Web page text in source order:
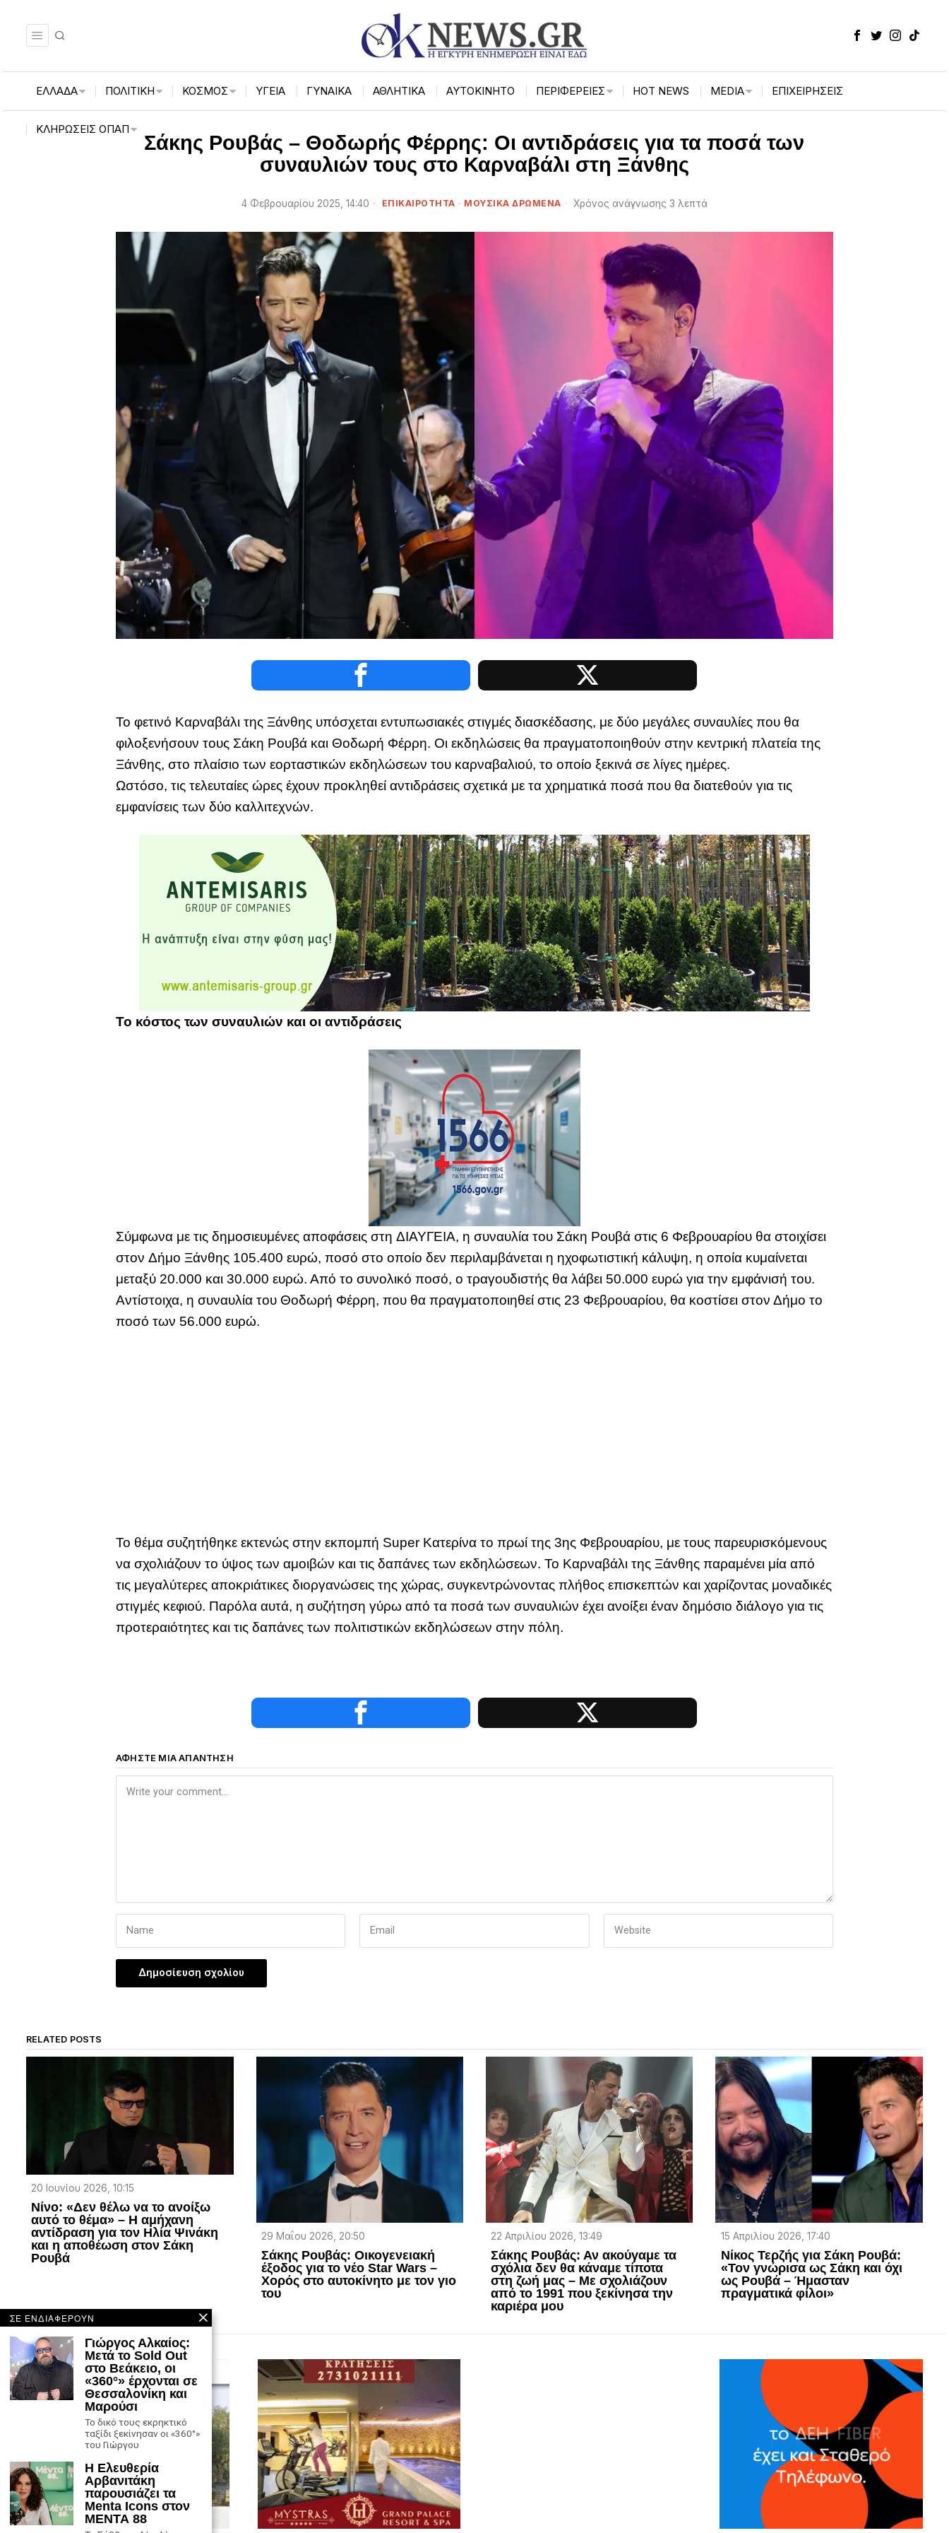
ΕΛΛΑΔΑ ΠΟΛΙΤΙΚΗ ΚΟΣΜΟΣ ΥΓΕΙΑ ΓΥΝΑΙΚΑ ΑΘΛΗΤΙΚΑ ΑΥΤΟΚΙΝΗΤΟ ΠΕΡΙΦΈΡΕΙΕΣ HOT NEWS MEDIA ΕΠΙΧΕΙΡΉΣΕΙΣ
ΚΛΗΡΏΣΕΙΣ ΟΠΑΠ
Σάκης Ρουβάς – Θοδωρής Φέρρης: Οι αντιδράσεις για τα ποσά των
συναυλιών τους στο Καρναβάλι στη Ξάνθης
4 Φεβρουαρίου 2025, 14:40 ΕΠΙΚΑΙΡΌΤΗΤΑ · ΜΟΥΣΙΚΆ ΔΡΏΜΕΝΑ Χρόνος ανάγνωσης 3 λεπτά
Το φετινό Καρναβάλι της Ξάνθης υπόσχεται εντυπωσιακές στιγμές διασκέδασης, με δύο μεγάλες συναυλίες που θα
φιλοξενήσουν τους Σάκη Ρουβά και Θοδωρή Φέρρη. Οι εκδηλώσεις θα πραγματοποιηθούν στην κεντρική πλατεία της
Ξάνθης, στο πλαίσιο των εορταστικών εκδηλώσεων του καρναβαλιού, το οποίο ξεκινά σε λίγες ημέρες.
Ωστόσο, τις τελευταίες ώρες έχουν προκληθεί αντιδράσεις σχετικά με τα χρηματικά ποσά που θα διατεθούν για τις
εμφανίσεις των δύο καλλιτεχνών.
Το κόστος των συναυλιών και οι αντιδράσεις
Σύμφωνα με τις δημοσιευμένες αποφάσεις στη ΔΙΑΥΓΕΙΑ, η συναυλία του Σάκη Ρουβά στις 6 Φεβρουαρίου θα στοιχίσει
στον Δήμο Ξάνθης 105.400 ευρώ, ποσό στο οποίο δεν περιλαμβάνεται η ηχοφωτιστική κάλυψη, η οποία κυμαίνεται
μεταξύ 20.000 και 30.000 ευρώ. Από το συνολικό ποσό, ο τραγουδιστής θα λάβει 50.000 ευρώ για την εμφάνισή του.
Αντίστοιχα, η συναυλία του Θοδωρή Φέρρη, που θα πραγματοποιηθεί στις 23 Φεβρουαρίου, θα κοστίσει στον Δήμο το
ποσό των 56.000 ευρώ.
Το θέμα συζητήθηκε εκτενώς στην εκπομπή Super Κατερίνα το πρωί της 3ης Φεβρουαρίου, με τους παρευρισκόμενους
να σχολιάζουν το ύψος των αμοιβών και τις δαπάνες των εκδηλώσεων. Το Καρναβάλι της Ξάνθης παραμένει μία από
τις μεγαλύτερες αποκριάτικες διοργανώσεις της χώρας, συγκεντρώνοντας πλήθος επισκεπτών και χαρίζοντας μοναδικές
στιγμές κεφιού. Παρόλα αυτά, η συζήτηση γύρω από τα ποσά των συναυλιών έχει ανοίξει έναν δημόσιο διάλογο για τις
προτεραιότητες και τις δαπάνες των πολιτιστικών εκδηλώσεων στην πόλη.
ΑΦΉΣΤΕ ΜΙΑ ΑΠΆΝΤΗΣΗ
RELATED POSTS
20 Ιουνίου 2026, 10:15
Νίνο: «Δεν θέλω να το ανοίξω
αυτό το θέμα» – Η αμήχανη
αντίδραση για τον Ηλία Ψινάκη
και η αποθέωση στον Σάκη
Ρουβά
29 Μαΐου 2026, 20:50
Σάκης Ρουβάς: Οικογενειακή
έξοδος για το νέο Star Wars –
Χορός στο αυτοκίνητο με τον γιο
του
22 Απριλίου 2026, 13:49
Σάκης Ρουβάς: Αν ακούγαμε τα
σχόλια δεν θα κάναμε τίποτα
στη ζωή μας – Με σχολιάζουν
από το 1991 που ξεκίνησα την
καριέρα μου
15 Απριλίου 2026, 17:40
Νίκος Τερζής για Σάκη Ρουβά:
«Τον γνώρισα ως Σάκη και όχι
ως Ρουβά – Ήμασταν
πραγματικά φίλοι»
ΣΕ ΕΝΔΙΑΦΕΡΟΥΝ
Γιώργος Αλκαίος:
Μετά το Sold Out
στο Βεάκειο, οι
«360°» έρχονται σε
Θεσσαλονίκη και
Μαρούσι
Το δικό τους εκρηκτικό
ταξίδι ξεκίνησαν οι «360°»
του Γιώργου
Η Ελευθερία
Αρβανιτάκη
παρουσιάζει τα
Menta Icons στον
ΜΕΝΤΑ 88